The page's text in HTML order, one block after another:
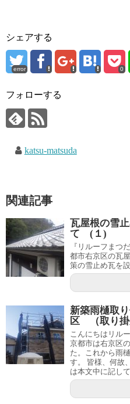
シェアする
error 0
フォローする
katsu-matsuda
関連記事
瓦屋根の雪
て (１)
『リルーフまつ
都市右京区の瓦
策の雪止め瓦を設
新築雨樋取
区 （取り掛
こんにちはリル
京都市は右京区
た。これから雨
す。 皆様、何故
は本文中に記し